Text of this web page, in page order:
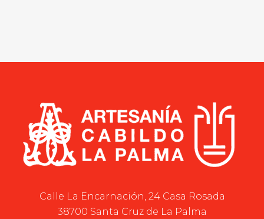
Calle La Encarnación, 24 Casa Rosada
38700 Santa Cruz de La Palma